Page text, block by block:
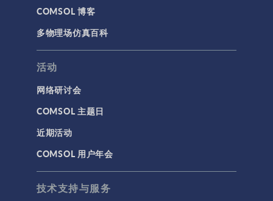
代理模型
仿真 App
基于方程建模
安装与许可证管理
建模工具和定义
材料
物理场接口
用户界面
COMSOL 博客
多物理场仿真百科
活动
网络研讨会
COMSOL 主题日
近期活动
COMSOL 用户年会
技术支持与服务